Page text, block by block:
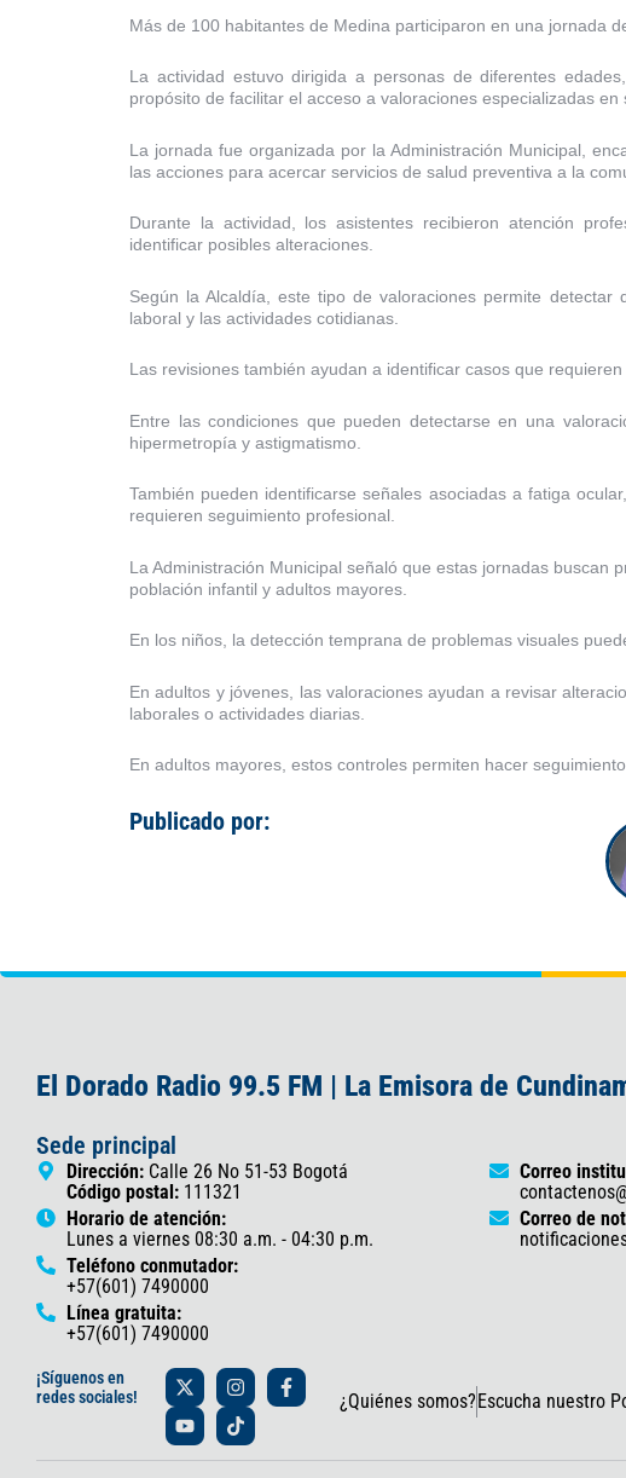
Más de 100 habitantes de Medina participaron en una jornada
La actividad estuvo dirigida a personas de diferentes
propósito de facilitar el acceso a valoraciones especializadas en
La jornada fue organizada por la Administración Municipal,
las acciones para acercar servicios de salud preventiva a la
Durante la actividad, los asistentes recibieron atención
identificar posibles alteraciones.
Según la Alcaldía, este tipo de valoraciones permite detectar
laboral y las actividades cotidianas.
Las revisiones también ayudan a identificar casos que
Entre las condiciones que pueden detectarse en una
hipermetropía y astigmatismo.
También pueden identificarse señales asociadas a fatiga
requieren seguimiento profesional.
La Administración Municipal señaló que estas jornadas buscan
población infantil y adultos mayores.
En los niños, la detección temprana de problemas visuales
En adultos y jóvenes, las valoraciones ayudan a revisar
laborales o actividades diarias.
En adultos mayores, estos controles permiten hacer
Publicado por:
El Dorado Radio 99.5 FM | La Emisora de
Sede principal
Dirección: Calle 26 No 51-53 Bogotá
Código postal: 111321
Horario de atención:
Lunes a viernes 08:30 a.m. - 04:30 p.m.
Teléfono conmutador:
+57(601) 7490000
Línea gratuita:
+57(601) 7490000
Correo
Correo de
¡Síguenos en
redes sociales!
X
-
t
w
i
I
n
s
t
a
F
a
b
Y
o
u
t
u
T
i
k
t
o
¿Quiénes somos? Escucha nuestro